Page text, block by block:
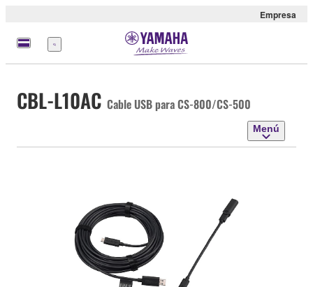
Empresa
Menú
CBL-L10AC Cable USB para CS-800/CS-500
Menú